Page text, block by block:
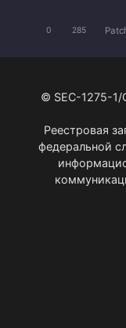
0 285
© SEC-1275-1/
Реестровая
федеральной